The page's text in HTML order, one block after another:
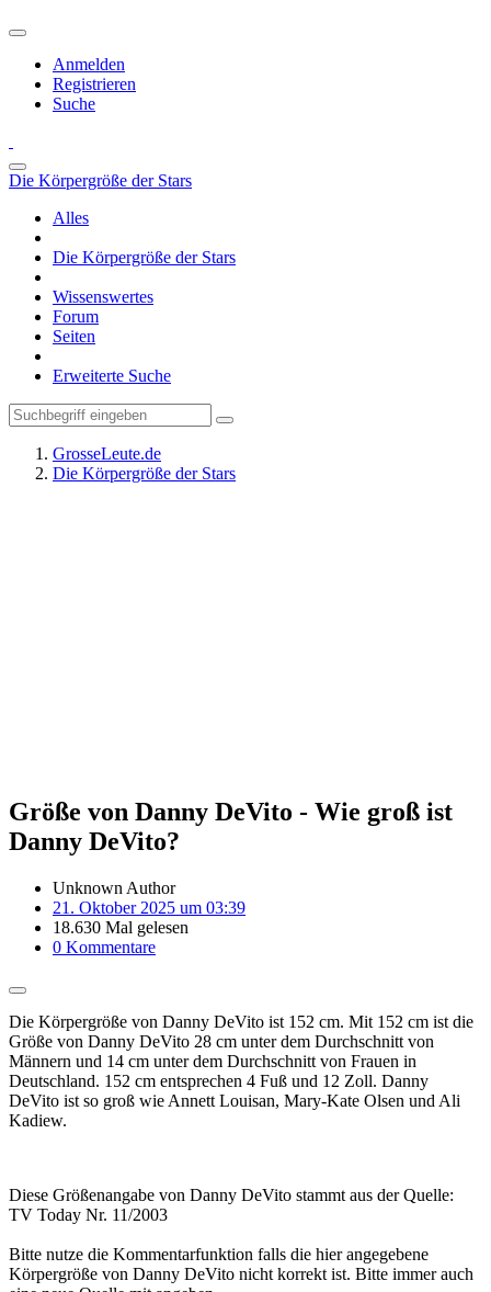
Anmelden
Registrieren
Suche
Die Körpergröße der Stars
Alles
Die Körpergröße der Stars
Wissenswertes
Forum
Seiten
Erweiterte Suche
GrosseLeute.de
Die Körpergröße der Stars
Größe von Danny DeVito - Wie groß ist
Danny DeVito?
Unknown Author
21. Oktober 2025 um 03:39
18.630 Mal gelesen
0 Kommentare
Die Körpergröße von Danny DeVito ist 152 cm. Mit 152 cm ist die
Größe von Danny DeVito 28 cm unter dem Durchschnitt von
Männern und 14 cm unter dem Durchschnitt von Frauen in
Deutschland. 152 cm entsprechen 4 Fuß und 12 Zoll. Danny
DeVito ist so groß wie Annett Louisan, Mary-Kate Olsen und Ali
Kadiew.
Diese Größenangabe von Danny DeVito stammt aus der Quelle:
TV Today Nr. 11/2003
Bitte nutze die Kommentarfunktion falls die hier angegebene
Körpergröße von Danny DeVito nicht korrekt ist. Bitte immer auch